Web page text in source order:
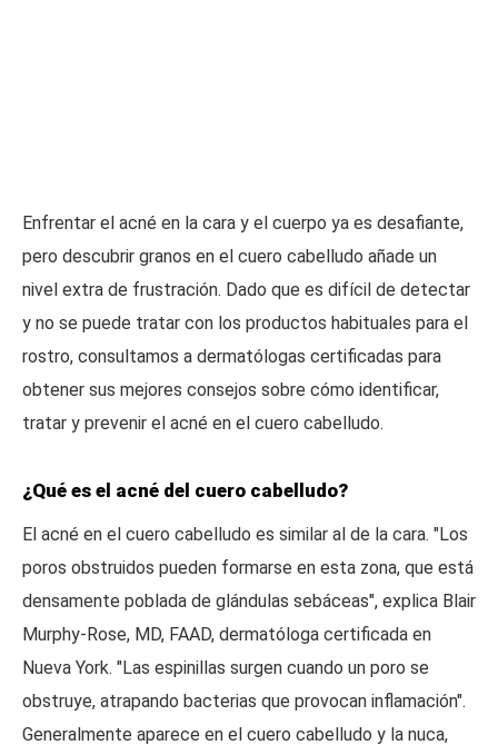
Enfrentar el acné en la cara y el cuerpo ya es desafiante,
pero descubrir granos en el cuero cabelludo añade un
nivel extra de frustración. Dado que es difícil de detectar
y no se puede tratar con los productos habituales para el
rostro, consultamos a dermatólogas certificadas para
obtener sus mejores consejos sobre cómo identificar,
tratar y prevenir el acné en el cuero cabelludo.
¿Qué es el acné del cuero cabelludo?
El acné en el cuero cabelludo es similar al de la cara. "Los
poros obstruidos pueden formarse en esta zona, que está
densamente poblada de glándulas sebáceas", explica Blair
Murphy-Rose, MD, FAAD, dermatóloga certificada en
Nueva York. "Las espinillas surgen cuando un poro se
obstruye, atrapando bacterias que provocan inflamación".
Generalmente aparece en el cuero cabelludo y la nuca,